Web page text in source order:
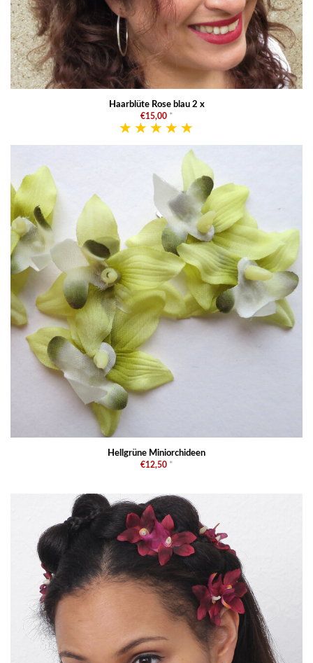
Haarblüte Rose blau 2 x
€15,00 *
Hellgrüne Miniorchideen
€12,50 *